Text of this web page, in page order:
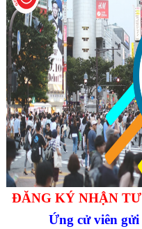
ĐĂNG KÝ NHẬN
Ứng cử viên